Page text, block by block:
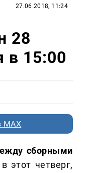
27.06.2018, 11:24
28
в 15:00
MAX
сборными
этот четверг,